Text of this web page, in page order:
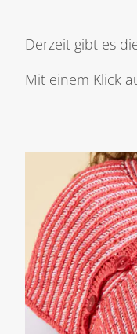
Derzeit gibt es
Mit einem Klick